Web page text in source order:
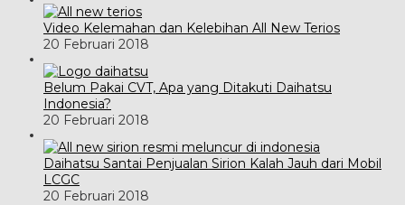
Video Kelemahan dan Kelebihan All New Terios
20 Februari 2018
Belum Pakai CVT, Apa yang Ditakuti Daihatsu
Indonesia?
20 Februari 2018
Daihatsu Santai Penjualan Sirion Kalah Jauh dari Mobil
LCGC
20 Februari 2018